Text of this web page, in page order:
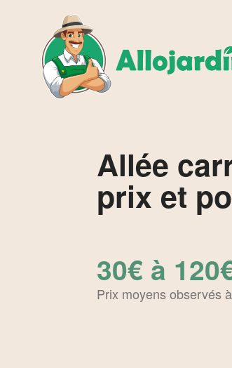
Allée
prix et
30€ à
Prix moyens observés